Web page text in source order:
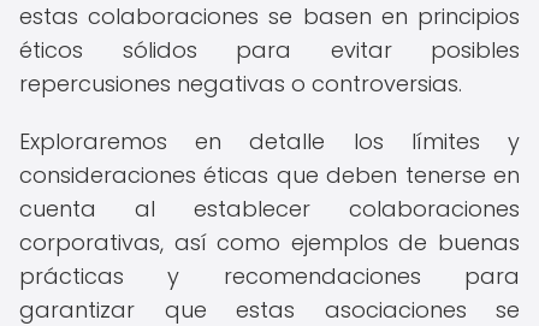
estas colaboraciones se basen en principios
éticos sólidos para evitar posibles
repercusiones negativas o controversias.
Exploraremos en detalle los límites y
consideraciones éticas que deben tenerse en
cuenta al establecer colaboraciones
corporativas, así como ejemplos de buenas
prácticas y recomendaciones para
garantizar que estas asociaciones se